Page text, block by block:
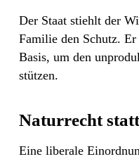
Der Staat stiehlt der
Familie den Schutz.
Basis, um den
stützen.
Naturrecht
Eine liberale